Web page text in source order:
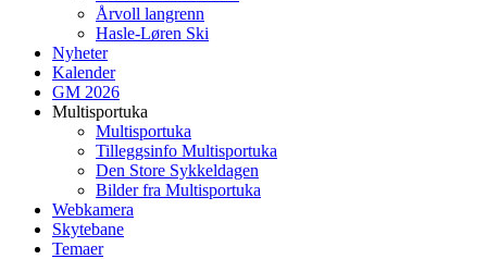
Årvoll langrenn
Hasle-Løren Ski
Nyheter
Kalender
GM 2026
Multisportuka
Multisportuka
Tilleggsinfo Multisportuka
Den Store Sykkeldagen
Bilder fra Multisportuka
Webkamera
Skytebane
Temaer